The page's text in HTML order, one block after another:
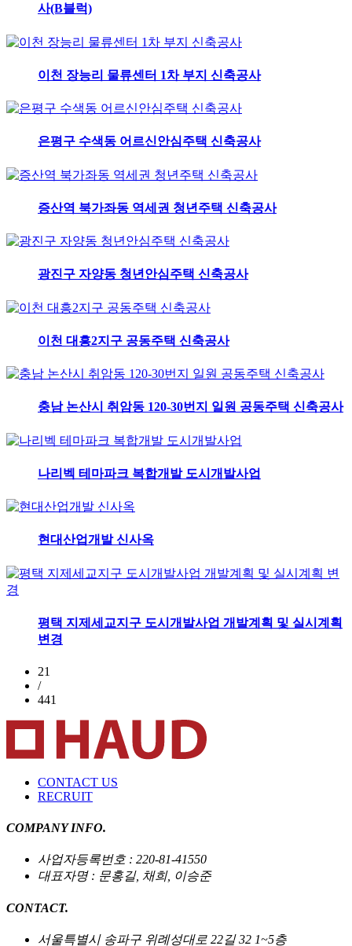
사(B블럭)
이천 장능리 물류센터 1차 부지 신축공사
은평구 수색동 어르신안심주택 신축공사
증산역 북가좌동 역세권 청년주택 신축공사
광진구 자양동 청년안심주택 신축공사
이천 대흥2지구 공동주택 신축공사
충남 논산시 취암동 120-30번지 일원 공동주택 신축공사
나리벡 테마파크 복합개발 도시개발사업
현대산업개발 신사옥
평택 지제세교지구 도시개발사업 개발계획 및 실시계획
변경
21
/
441
CONTACT US
RECRUIT
COMPANY INFO.
사업자등록번호 : 220-81-41550
대표자명 : 문홍길, 채희, 이승준
CONTACT.
서울특별시 송파구 위례성대로 22길 32 1~5층